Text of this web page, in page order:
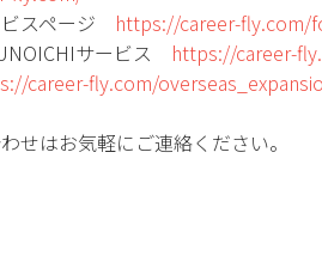
スページ https://career-fly.com/
サービス https://career-
career-fly.com/
せはお気軽にご連絡ください。